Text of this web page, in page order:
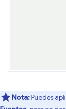
Nota:Puedes